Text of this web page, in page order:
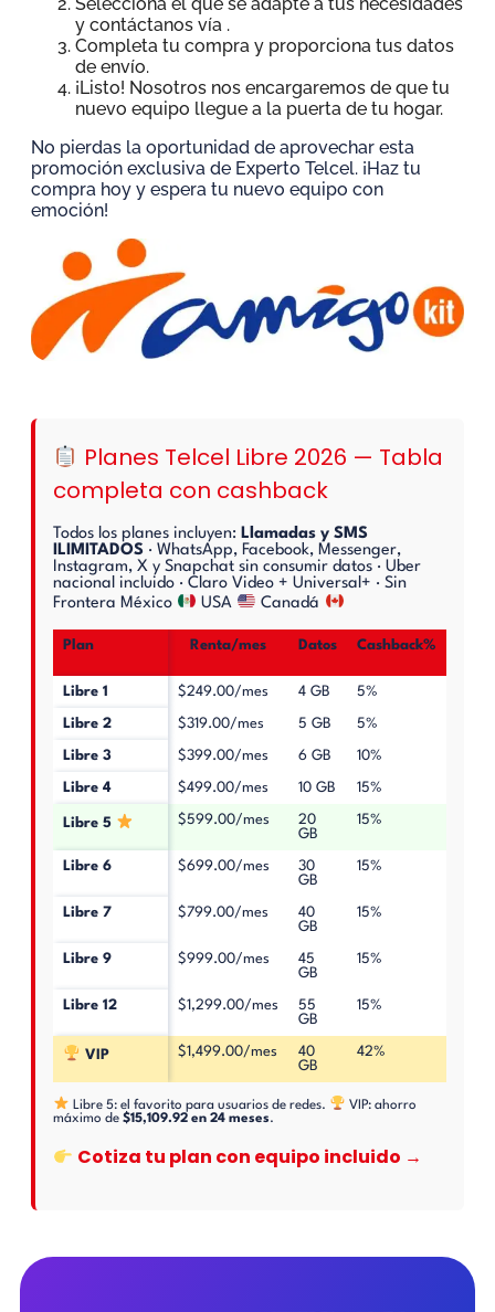
y contáctanos vía .
Completa tu compra y proporciona tus datos
de envío.
¡Listo! Nosotros nos encargaremos de que tu
nuevo equipo llegue a la puerta de tu hogar.
No pierdas la oportunidad de aprovechar esta
promoción exclusiva de Experto Telcel. ¡Haz tu
compra hoy y espera tu nuevo equipo con
emoción!
Planes Telcel Libre 2026 — Tabla
completa con cashback
Todos los planes incluyen: Llamadas y SMS
ILIMITADOS · WhatsApp, Facebook, Messenger,
Instagram, X y Snapchat sin consumir datos · Uber
nacional incluido · Claro Video + Universal+ · Sin
Frontera México
USA Canadá
Plan Renta/mes Datos Cashback%
Libre 1 $249.00/mes 4 GB 5%
Libre 2 $319.00/mes 5 GB 5%
Libre 3 $399.00/mes 6 GB 10%
Libre 4 $499.00/mes 10 GB 15%
Libre 5 $599.00/mes
20
GB
15%
Libre 6 $699.00/mes
30
GB
15%
Libre 7 $799.00/mes
40
GB
15%
Libre 9 $999.00/mes
45
GB
15%
Libre 12 $1,299.00/mes
55
GB
15%
VIP $1,499.00/mes
40
GB
42%
Libre 5: el favorito para usuarios de redes.
VIP: ahorro
máximo de $15,109.92 en 24 meses.
Cotiza tu plan con equipo incluido →